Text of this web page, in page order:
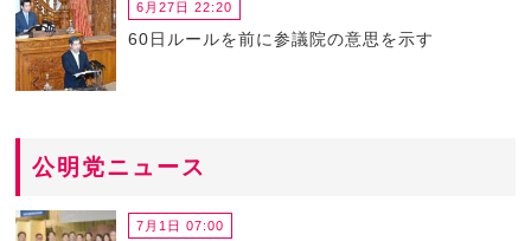
6月27日 22:20
60日ルールを前に参議院の意思を示す
公明党ニュース
7月1日 07:00